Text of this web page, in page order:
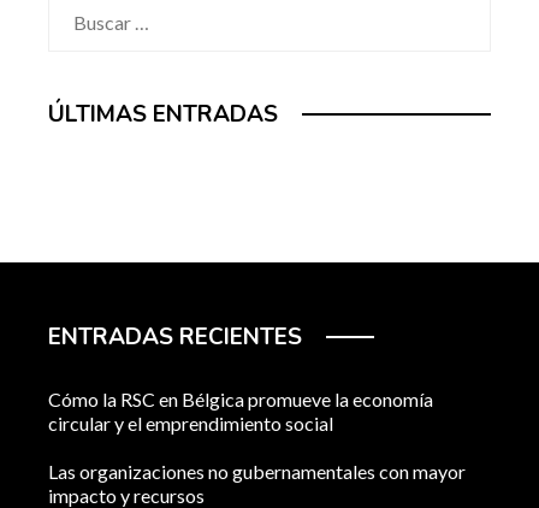
ÚLTIMAS ENTRADAS
ENTRADAS RECIENTES
Cómo la RSC en Bélgica promueve la economía
circular y el emprendimiento social
Las organizaciones no gubernamentales con mayor
impacto y recursos